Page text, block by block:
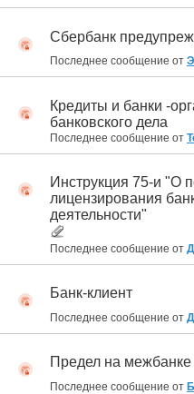
Сбербанк
Последнее сообщение от
Кредиты и банки -
банковского дела
Последнее сообщение от
Инструкция 75-и "О
лицензирования
деятельности"
Последнее сообщение от
Банк-клиент
Последнее сообщение от
Предел на межбанке
Последнее сообщение от